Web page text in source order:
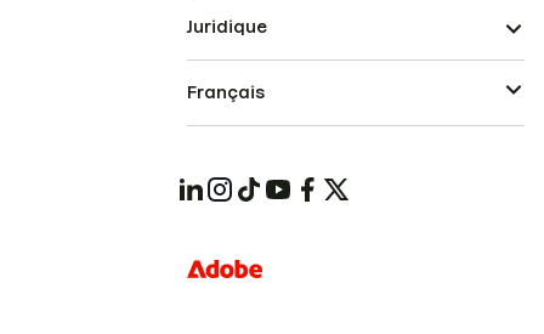
Juridique
Français